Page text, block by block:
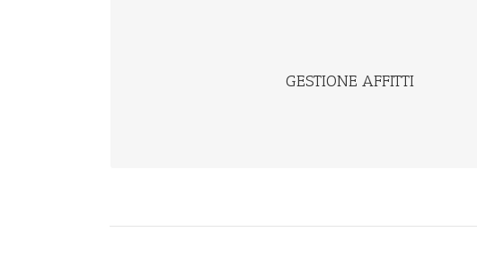
GESTIONE AFFITTI
immobile.